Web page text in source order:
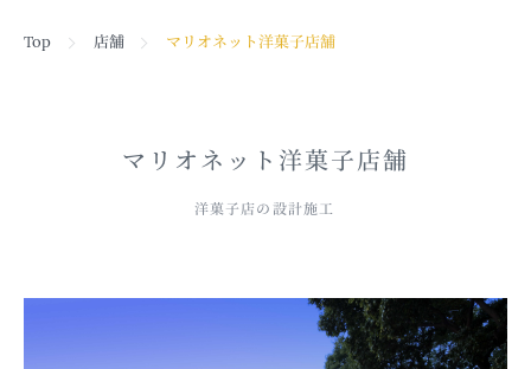
Top 店舗 マリオネット洋菓子店舗
マリオネット洋菓子店舗
洋菓子店の設計施工